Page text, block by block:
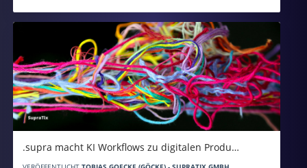
.supra macht KI Workflows zu digitalen Produ…